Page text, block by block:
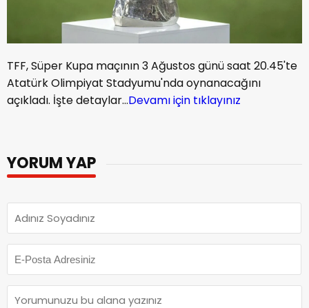
TFF, Süper Kupa maçının 3 Ağustos günü saat 20.45'te
Atatürk Olimpiyat Stadyumu'nda oynanacağını
açıkladı. İşte detaylar...Devamı için tıklayınız
YORUM YAP